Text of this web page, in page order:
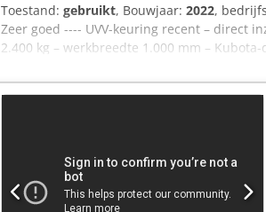
Toestand: gebruikt, Bouwjaar: 2022,
Zeer goed ---- UVV-keuring recent – direct
2.400 kg – werkbreedte 1.000 mm –
gladde banden aan de achterkant –
band, voorgespannen en inklapbaar –
bedieningshendel – multifunctioneel
intelligente trillingsregeling – geïntegreerd
stoelcontactschakelaar – bescherming
achteruitwaarschuwingssysteem –
éénpuntsophanging. Cedpfxezkzzne Alneha